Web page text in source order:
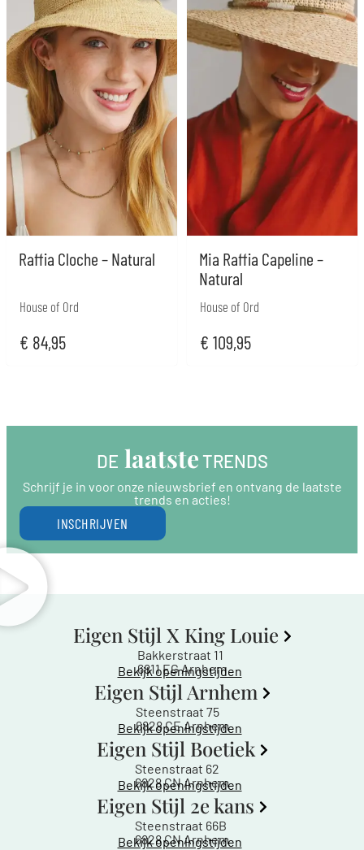
Raffia Cloche – Natural
House of Ord
€ 84,95
Mia Raffia Capeline –
Natural
House of Ord
€ 109,95
DE laatste TRENDS
Schrijf je in voor onze nieuwsbrief en ontvang de laatste
trends en acties!
INSCHRIJVEN
Eigen Stijl X King Louie
Bakkerstraat 11
6811 EG Arnhem
Bekijk openingstijden
Eigen Stijl Arnhem
Steenstraat 75
6828 CE Arnhem
Bekijk openingstijden
Eigen Stijl Boetiek
Steenstraat 62
6828 CN Arnhem
Bekijk openingstijden
Eigen Stijl 2e kans
Steenstraat 66B
6828 CN Arnhem
Bekijk openingstijden